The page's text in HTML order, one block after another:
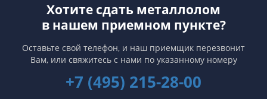
Хотите сдать металлолом
в нашем приемном пункте?
Оставьте свой телефон, и наш приемщик перезвонит
Вам, или свяжитесь с нами по указанному номеру
+7 (495) 215-28-00